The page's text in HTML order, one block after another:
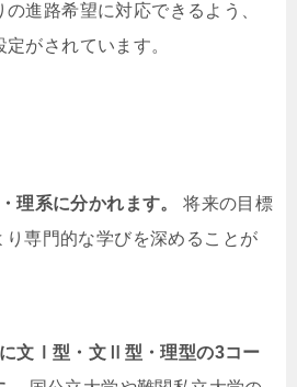
進路希望に対応できるよう、
がされています。
理系に分かれます。
将来の目標
り専門的な学びを深めることが
文Ⅰ型・文Ⅱ型・理型の3コー